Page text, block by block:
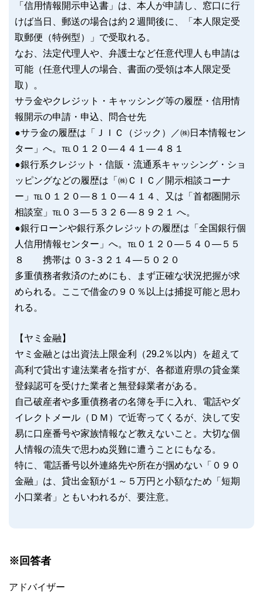
「信用情報開示申込書」は、本人が申請し、窓口に行
けば当日、郵送の場合は約２週間後に、「本人限定受
取郵便（特例型）」で受取れる。
なお、法定代理人や、弁護士など任意代理人も申請は
可能（任意代理人の場合、書面の受領は本人限定受
取）。
サラ金やクレジット・キャッシング等の履歴・信用情
報開示の申請・申込、問合せ先
●サラ金の履歴は「ＪＩＣ（ジック）／㈱日本情報セン
ター」へ。℡０１２０―４４１―４８１
●銀行系クレジット・信販・流通系キャッシング・ショ
ッピングなどの履歴は「㈱ＣＩＣ／開示相談コーナ
ー」℡０１２０―８１０―４１４、又は「首都圏開示
相談室」℡０３―５３２６―８９２１ へ。
●銀行ローンや銀行系クレジットの履歴は「全国銀行個
人信用情報センター」へ。℡０１２０―５４０―５５
８ 携帯は ０３-３２１４―５０２０
多重債務者救済のためにも、まず正確な状況把握が求
められる。ここで借金の９０％以上は捕捉可能と思わ
れる。
【ヤミ金融】
ヤミ金融とは出資法上限金利（29.2％以内）を超えて
高利で貸出す違法業者を指すが、各都道府県の貸金業
登録認可を受けた業者と無登録業者がある。
自己破産者や多重債務者の名簿を手に入れ、電話やダ
イレクトメール（ＤＭ）で近寄ってくるが、決して安
易に口座番号や家族情報など教えないこと。大切な個
人情報の流失で思わぬ災難に遭うことにもなる。
特に、電話番号以外連絡先や所在が掴めない「０９０
金融」は、貸出金額が１～５万円と小額なため「短期
小口業者」ともいわれるが、要注意。
※回答者
アドバイザー